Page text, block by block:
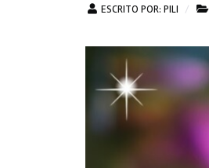
ESCRITO POR: PILI